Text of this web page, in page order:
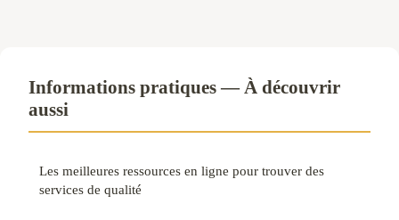
Informations pratiques — À découvrir
aussi
Les meilleures ressources en ligne pour trouver des
services de qualité